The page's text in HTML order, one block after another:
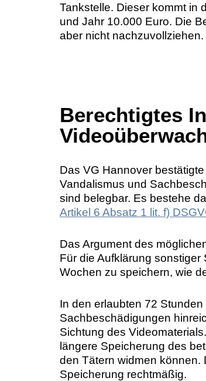
Tankstelle. Dieser kommt in
und Jahr 10.000 Euro. Die
aber nicht nachzuvollziehen.
Berechtigtes
Das VG Hannover
Vandalismus und
sind belegbar. Es bestehe
Artikel 6 Absatz 1 lit. f)
Das Argument des
Für die Aufklärung
Wochen zu speichern, wie
In den erlaubten 72
Sachbeschädigungen
Sichtung des
längere Speicherung des
den Tätern widmen können.
Speicherung rechtmäßig.